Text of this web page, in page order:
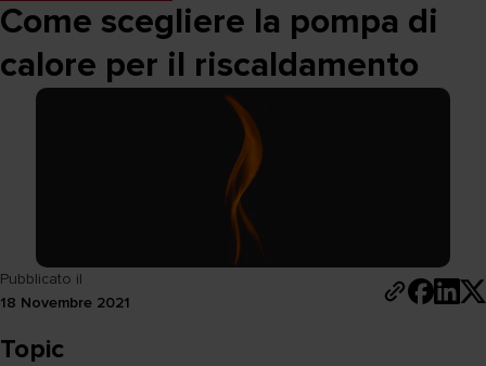
Come scegliere la pompa di
calore per il riscaldamento
Pubblicato il
18 Novembre 2021
Topic